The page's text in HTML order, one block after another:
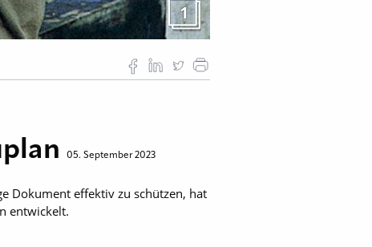
1
05. September 2023
Dokument effektiv zu schützen, hat
entwickelt.